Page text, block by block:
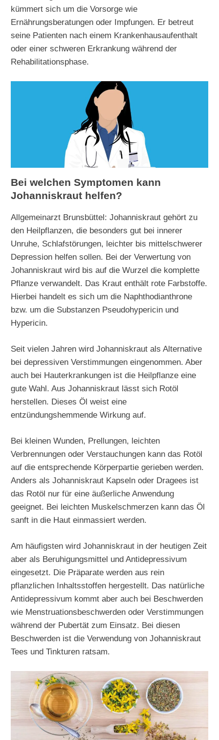
kümmert sich um die Vorsorge wie
Ernährungsberatungen oder Impfungen. Er betreut
seine Patienten nach einem Krankenhausaufenthalt
oder einer schweren Erkrankung während der
Rehabilitationsphase.
Bei welchen Symptomen kann
Johanniskraut helfen?
Allgemeinarzt Brunsbüttel: Johanniskraut gehört zu
den Heilpflanzen, die besonders gut bei innerer
Unruhe, Schlafstörungen, leichter bis mittelschwerer
Depression helfen sollen. Bei der Verwertung von
Johanniskraut wird bis auf die Wurzel die komplette
Pflanze verwandelt. Das Kraut enthält rote Farbstoffe.
Hierbei handelt es sich um die Naphthodianthrone
bzw. um die Substanzen Pseudohypericin und
Hypericin.
Seit vielen Jahren wird Johanniskraut als Alternative
bei depressiven Verstimmungen eingenommen. Aber
auch bei Hauterkrankungen ist die Heilpflanze eine
gute Wahl. Aus Johanniskraut lässt sich Rotöl
herstellen. Dieses Öl weist eine
entzündungshemmende Wirkung auf.
Bei kleinen Wunden, Prellungen, leichten
Verbrennungen oder Verstauchungen kann das Rotöl
auf die entsprechende Körperpartie gerieben werden.
Anders als Johanniskraut Kapseln oder Dragees ist
das Rotöl nur für eine äußerliche Anwendung
geeignet. Bei leichten Muskelschmerzen kann das Öl
sanft in die Haut einmassiert werden.
Am häufigsten wird Johanniskraut in der heutigen Zeit
aber als Beruhigungsmittel und Antidepressivum
eingesetzt. Die Präparate werden aus rein
pflanzlichen Inhaltsstoffen hergestellt. Das natürliche
Antidepressivum kommt aber auch bei Beschwerden
wie Menstruationsbeschwerden oder Verstimmungen
während der Pubertät zum Einsatz. Bei diesen
Beschwerden ist die Verwendung von Johanniskraut
Tees und Tinkturen ratsam.